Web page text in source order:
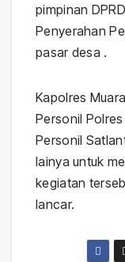
pimpinan
Penyerahan
pasar desa .
Kapolres
Personil
Personil
lainya untuk
kegiatan
lancar.